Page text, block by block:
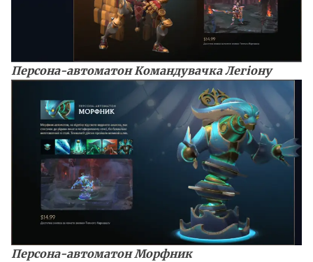
Персона-автоматон Командувачка Легіону
Персона-автоматон Морфник